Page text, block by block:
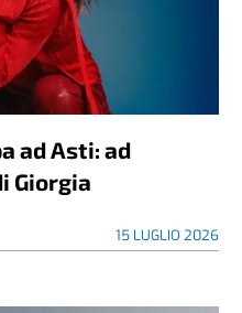
ad Asti: ad
Giorgia
15 LUGLIO 2026